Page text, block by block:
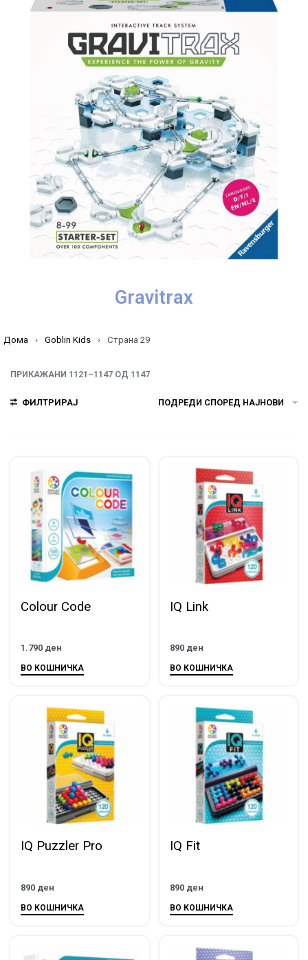
Gravitrax
Дома › Goblin Kids › Страна 29
ПРИКАЖАНИ 1121–1147 ОД 1147
ФИЛТРИРАЈ ПОДРЕДИ СПОРЕД НАЈНОВИ
Colour Code
1.790 ден
ВО КОШНИЧКА
IQ Link
890 ден
ВО КОШНИЧКА
IQ Puzzler Pro
890 ден
ВО КОШНИЧКА
IQ Fit
890 ден
ВО КОШНИЧКА